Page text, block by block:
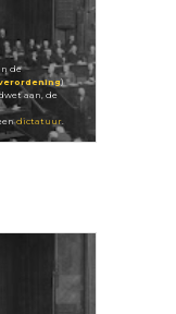
de
)
aan, de
dictatuur.